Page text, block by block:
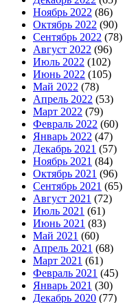
Ноябрь 2022 (86)
Октябрь 2022 (90)
Сентябрь 2022 (78)
Август 2022 (96)
Июль 2022 (102)
Июнь 2022 (105)
Май 2022 (78)
Апрель 2022 (53)
Март 2022 (79)
Февраль 2022 (60)
Январь 2022 (47)
Декабрь 2021 (57)
Ноябрь 2021 (84)
Октябрь 2021 (96)
Сентябрь 2021 (65)
Август 2021 (72)
Июль 2021 (61)
Июнь 2021 (83)
Май 2021 (60)
Апрель 2021 (68)
Март 2021 (61)
Февраль 2021 (45)
Январь 2021 (30)
Декабрь 2020 (77)